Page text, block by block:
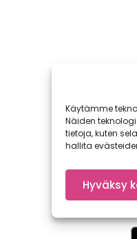
Käytämme
Näiden
tietoja, kuten
hallita
Hyväksy